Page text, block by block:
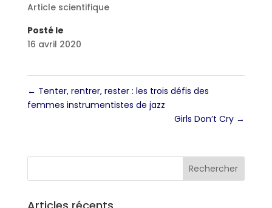
Article scientifique
Posté le
16 avril 2020
← Tenter, rentrer, rester : les trois défis des
femmes instrumentistes de jazz
Girls Don’t Cry →